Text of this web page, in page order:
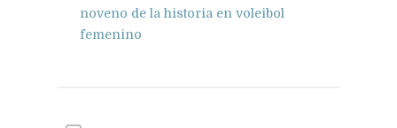
noveno de la historia en voleibol
femenino